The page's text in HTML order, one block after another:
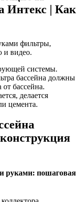
Интекс | Как
фильтры,
и видео.
системы.
бассейна должны
от бассейна.
делается
цемента.
руками: пошаговая